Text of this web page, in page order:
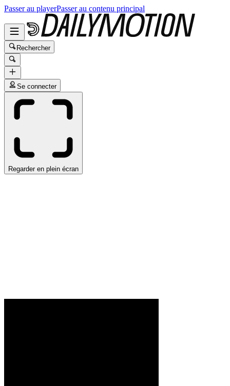
Passer au playerPasser au contenu principal
Rechercher
Se connecter
Regarder en plein écran